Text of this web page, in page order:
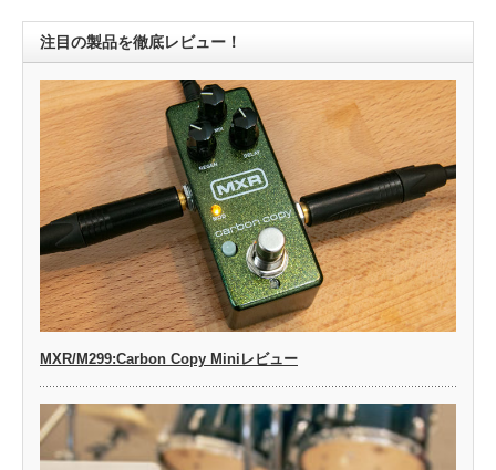
注目の製品を徹底レビュー！
MXR/M299:Carbon Copy Miniレビュー